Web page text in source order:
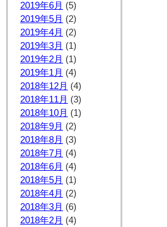
2019年6月 (5)
2019年5月 (2)
2019年4月 (2)
2019年3月 (1)
2019年2月 (1)
2019年1月 (4)
2018年12月 (4)
2018年11月 (3)
2018年10月 (1)
2018年9月 (2)
2018年8月 (3)
2018年7月 (4)
2018年6月 (4)
2018年5月 (1)
2018年4月 (2)
2018年3月 (6)
2018年2月 (4)